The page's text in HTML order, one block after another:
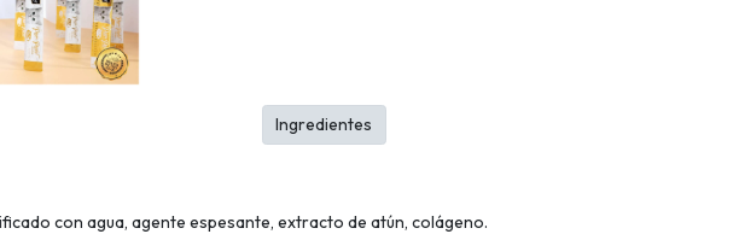
con agua, agente espesante, extracto de atún, colágeno.
Ingredientes